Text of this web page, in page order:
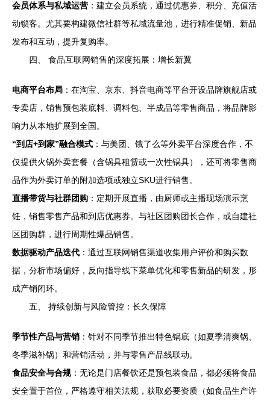
会员体系与私域运营 ：建立会员系统，通过优惠券、积分、充值活
动锁客。尤其要构建微信社群等私域流量池，进行精准促销、新品
发布和互动，提升复购率。
四、 食品互联网销售的深度拓展：增长新翼
电商平台布局 ：在淘宝、京东、抖音电商等平台开设品牌旗舰店或
专卖店，销售预包装底料、调料包、半成品等零售商品，将品牌影
响力从本地扩展到全国。
“到店+到家”融合模式 ：与美团、饿了么等外卖平台深度合作，不
仅提供火锅外卖套餐（含锅具租赁或一次性锅具），还可将零售商
品作为外卖订单的附加选项或独立SKU进行销售。
直播带货与社群团购 ：定期开展直播，由厨师或主播现场演示烹
饪，销售零售产品和到店优惠券。与社区团购团长合作，或自建社
区团购群，进行周期性爆品销售。
数据驱动产品迭代 ：通过互联网销售渠道收集用户评价和购买数
据，分析市场偏好，反向指导线下菜单优化和零售新品的研发，形
成产销闭环。
五、 持续创新与风险管控：长久保障
季节性产品与营销 ：针对不同季节推出特色锅底（如夏季清爽锅、
冬季滋补锅）和营销活动，并与零售产品线联动。
食品安全与合规：无论是门店餐饮还是预包装食品，都必须将食品
安全置于首位，严格遵守相关法规，获取必要资质（如食品生产许